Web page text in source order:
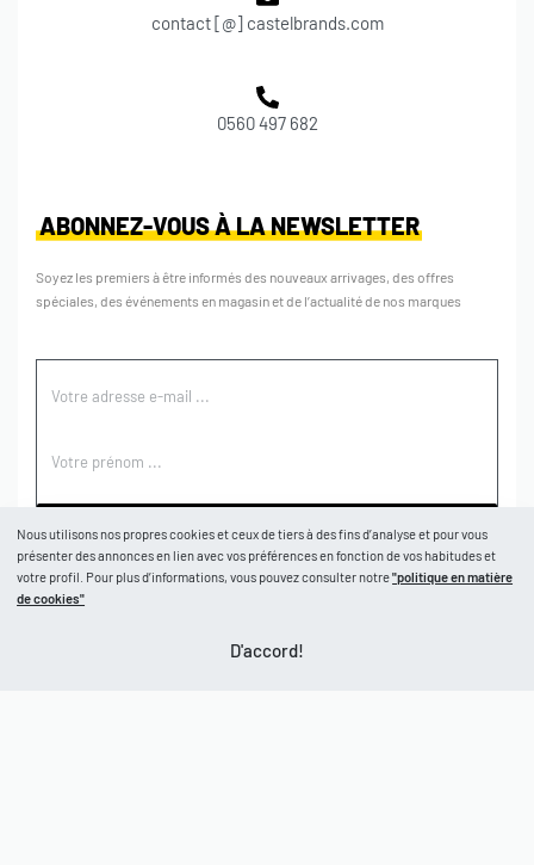
contact [@] castelbrands.com
0560 497 682
BOUTIQUE
ABONNEZ-VOUS À LA NEWSLETTER
Soyez les premiers à être informés des nouveaux arrivages, des offres
spéciales, des événements en magasin et de l’actualité de nos marques
Nous utilisons nos propres cookies et ceux de tiers à des fins d’analyse et pour vous
présenter des annonces en lien avec vos préférences en fonction de vos habitudes et
votre profil. Pour plus d’informations, vous pouvez consulter notre"politique en matière
de cookies"
D'accord!